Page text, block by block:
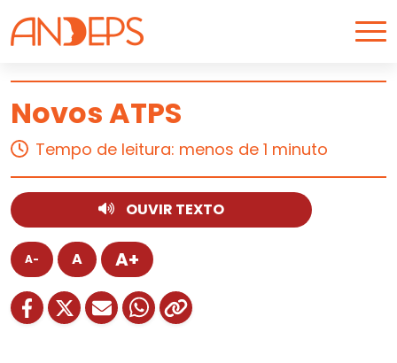
Skip to content
Novos ATPS
5 de março de 2025
Tempo de leitura: menos de 1 minuto
OUVIR TEXTO
A- A A+